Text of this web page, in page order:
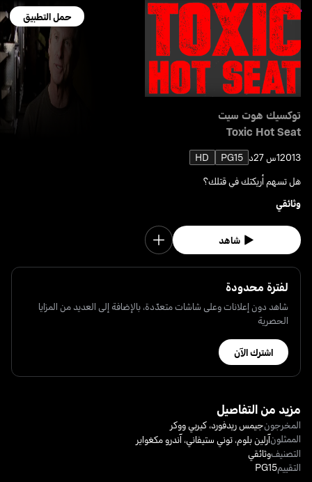
حمل التطبيق
توكسيك هوت سيت
Toxic Hot Seat
20131س 27د PG15
HD
هل تسهم أريكتك في قتلك؟
وثائقي
شاهد
لفترة محدودة
شاهد دون إعلانات وعلى شاشات متعدّدة، بالإضافة إلى العديد من المزايا
الحصرية
اشترك الآن
مزيد من التفاصيل
المخرجونجيمس ريدفورد،كيربي ووكر
الممثلونآرلين بلوم،توني ستيفاني،آندرو مكغواير
التصنيفوثائقي
التقييمPG15